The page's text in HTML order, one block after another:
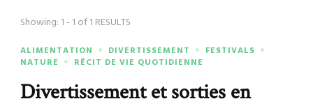
Showing: 1 - 1 of 1 RESULTS
ALIMENTATION DIVERTISSEMENT
FESTIVALS
NATURE
RÉCIT DE VIE QUOTIDIENNE
Divertissement et sorties en